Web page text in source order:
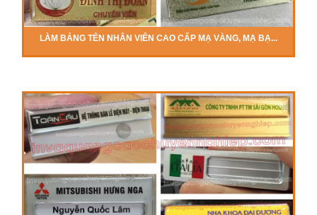
LÀM BẢNG TÊN NHÂN VIÊN CAO CẤP MẠ VÀNG, MẠ BẠ...